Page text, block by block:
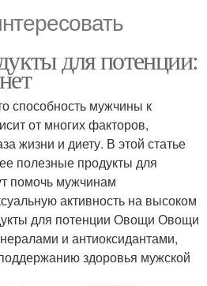
для потенции:
способность мужчины к
от многих факторов,
жизни и диету. В этой статье
полезные продукты для
помочь мужчинам
активность на высоком
для потенции Овощи Овощи
и антиоксидантами,
здоровья мужской